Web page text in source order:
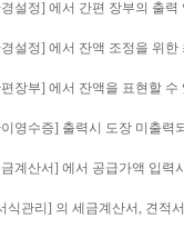
설정] 에서 간편 장부의 출
설정] 에서 잔액 조정을 위
장부] 에서 잔액을 표현할
영수증] 출력시 도장 미출력
계산서] 에서 공급가액 입력
식관리] 의 세금계산서, 견적